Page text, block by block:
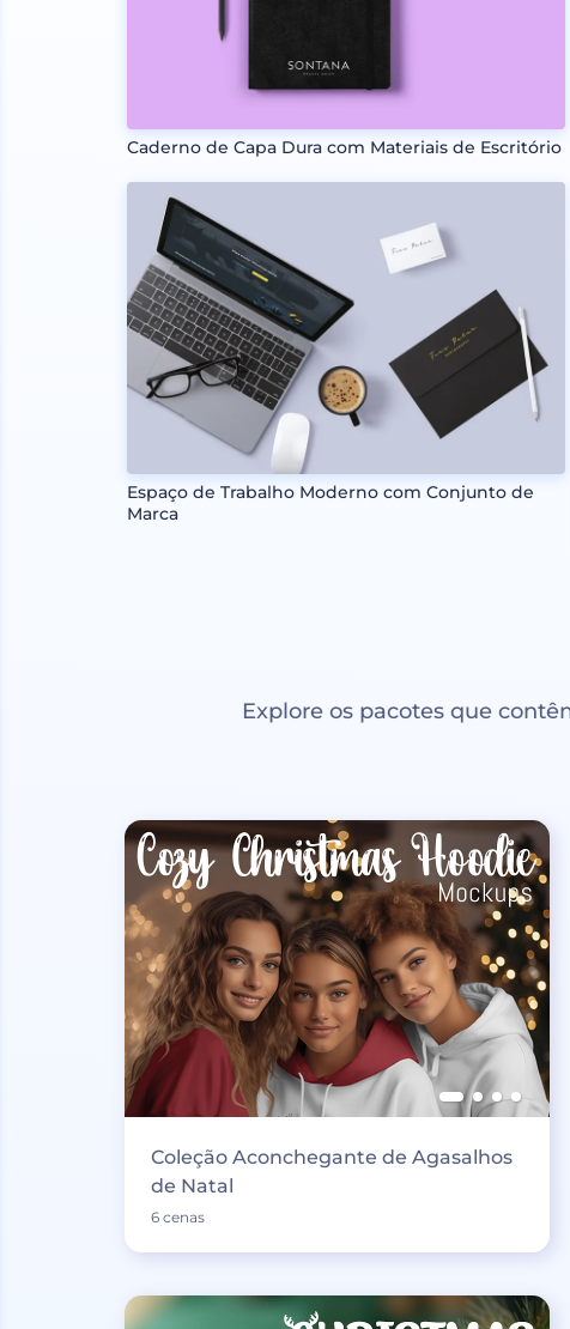
Caderno de Capa Dura com Materiais de Escritório
Espaço de Trabalho Moderno com Conjunto de
Marca
Explore os pacotes que
Coleção Aconchegante de Agasalhos
de Natal
6 cenas